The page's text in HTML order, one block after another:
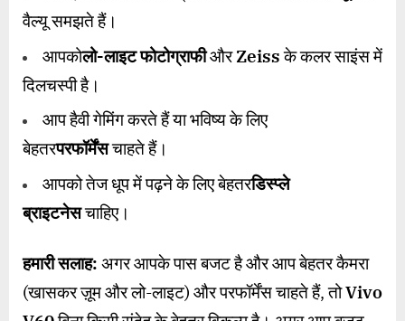
वैल्यू समझते हैं।
आपकोलो-लाइट फोटोग्राफीऔरZeissके कलर साइंस में
दिलचस्पी है।
आप हैवी गेमिंग करते हैं या भविष्य के लिए
बेहतरपरफॉर्मेंसचाहते हैं।
आपको तेज धूप में पढ़ने के लिए बेहतरडिस्प्ले
ब्राइटनेसचाहिए।
हमारी सलाह: अगर आपके पास बजट है और आप बेहतर कैमरा
(खासकर ज़ूम और लो-लाइट) और परफॉर्मेंस चाहते हैं, तोVivo